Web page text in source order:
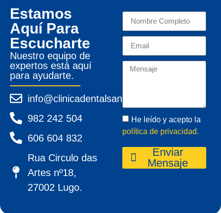
Estamos
Aquí Para
Escucharte
Nuestro equipo de
expertos está aquí
para ayudarte.
info@clinicadentalsanpedro.com
982 242 504
606 604 832
Rua Circulo das
Artes nº18,
27002 Lugo.
He leído y acepto la
política de privacidad.
Enviar
Mensaje